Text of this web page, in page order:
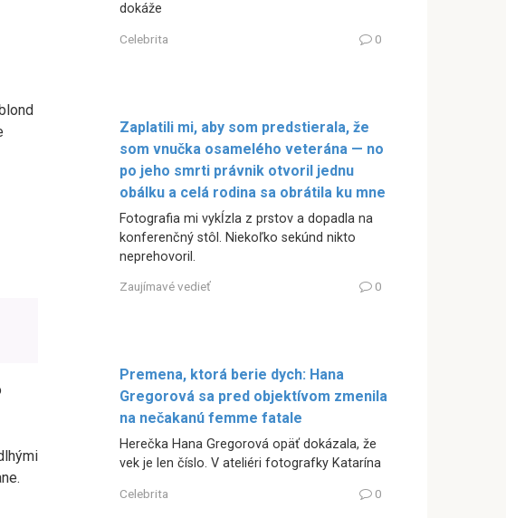
dokáže
Celebrita 0
Zaplatili mi, aby som predstierala, že
som vnučka osamelého veterána — no
po jeho smrti právnik otvoril jednu
obálku a celá rodina sa obrátila ku mne
Fotografia mi vykĺzla z prstov a dopadla na
konferenčný stôl. Niekoľko sekúnd nikto
neprehovoril.
Zaujímavé vedieť 0
Premena, ktorá berie dych: Hana
Gregorová sa pred objektívom zmenila
na nečakanú femme fatale
Herečka Hana Gregorová opäť dokázala, že
vek je len číslo. V ateliéri fotografky Katarína
Celebrita 0